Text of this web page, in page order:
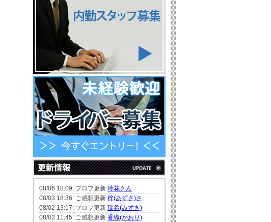
08/06 18:09: プロフ更新 玲花さん
08/03 18:36: ご感想更新 梓(あずさ)さ
08/02 13:17: プロフ更新 瑞希(みずき)
08/02 11:45: ご感想更新 香織(かおり)